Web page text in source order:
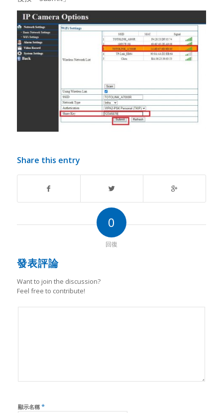
Share this entry
0
回復
發表評論
Want to join the discussion?
Feel free to contribute!
顯示名稱 *